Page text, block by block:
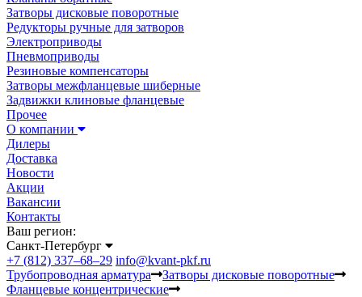
Затворы дисковые поворотные
Редукторы ручные для затворов
Электроприводы
Пневмоприводы
Резиновые компенсаторы
Затворы межфланцевые шиберные
Задвижки клиновые фланцевые
Прочее
О компании
Дилеры
Доставка
Новости
Акции
Вакансии
Контакты
Ваш регион:
Санкт-Петербург
+7 (812) 337–68–29 info@kvant-pkf.ru
Трубопроводная арматура
Затворы дисковые поворотные
Фланцевые концентрические